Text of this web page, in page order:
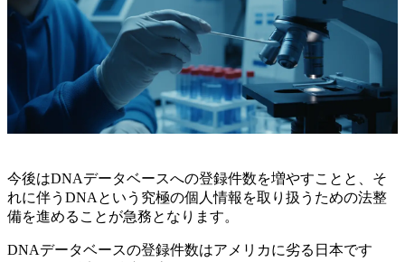
今後はDNAデータベースへの登録件数を増やすことと、そ
れに伴うDNAという究極の個人情報を取り扱うための法整
備を進めることが急務となります。
DNAデータベースの登録件数はアメリカに劣る日本です